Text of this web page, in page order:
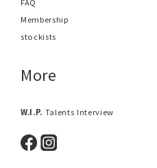
Membership
stockists
More
W.I.P. Talents Interview